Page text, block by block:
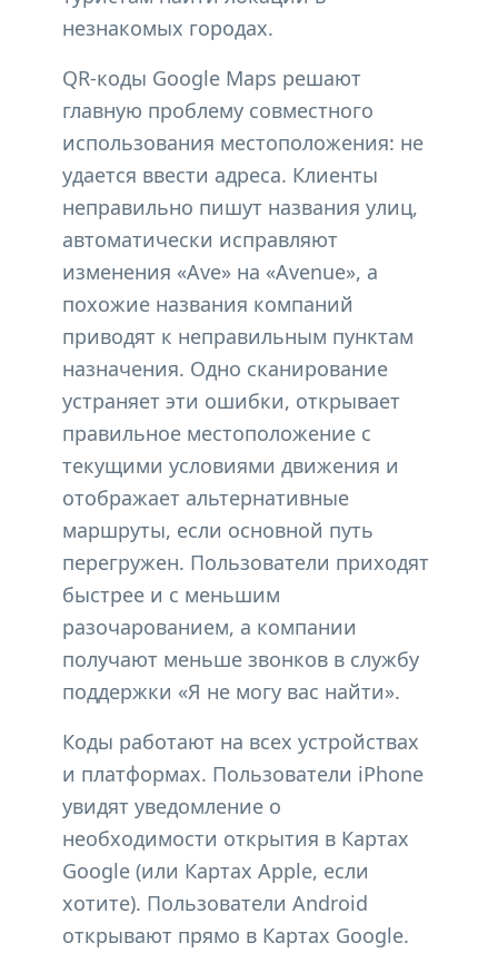
незнакомых городах.
QR-коды Google Maps решают
главную проблему совместного
использования местоположения: не
удается ввести адреса. Клиенты
неправильно пишут названия улиц,
автоматически исправляют
изменения «Ave» на «Avenue», а
похожие названия компаний
приводят к неправильным пунктам
назначения. Одно сканирование
устраняет эти ошибки, открывает
правильное местоположение с
текущими условиями движения и
отображает альтернативные
маршруты, если основной путь
перегружен. Пользователи приходят
быстрее и с меньшим
разочарованием, а компании
получают меньше звонков в службу
поддержки «Я не могу вас найти».
Коды работают на всех устройствах
и платформах. Пользователи iPhone
увидят уведомление о
необходимости открытия в Картах
Google (или Картах Apple, если
хотите). Пользователи Android
открывают прямо в Картах Google.